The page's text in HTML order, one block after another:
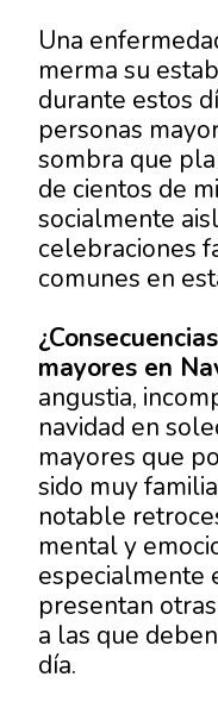
Una
merma su
durante estos
personas
sombra que
de cientos de
socialmente
celebraciones
comunes en
mayores en
angustia,
navidad en
mayores que
sido muy
notable
mental y
especialmente
presentan
a las que
día.